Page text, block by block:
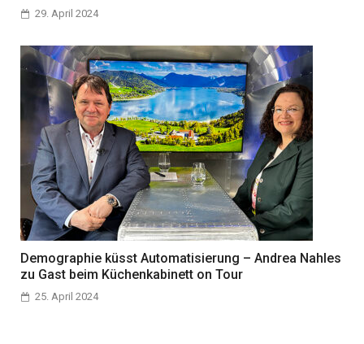
29. April 2024
Demographie küsst Automatisierung – Andrea Nahles
zu Gast beim Küchenkabinett on Tour
25. April 2024